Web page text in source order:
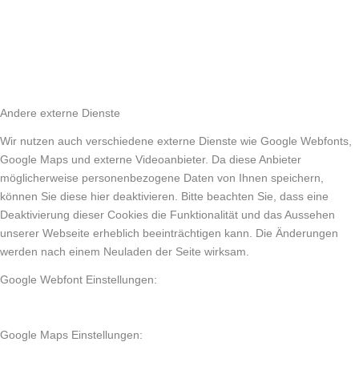
Andere externe Dienste
Wir nutzen auch verschiedene externe Dienste wie Google Webfonts,
Google Maps und externe Videoanbieter. Da diese Anbieter
möglicherweise personenbezogene Daten von Ihnen speichern,
können Sie diese hier deaktivieren. Bitte beachten Sie, dass eine
Deaktivierung dieser Cookies die Funktionalität und das Aussehen
unserer Webseite erheblich beeinträchtigen kann. Die Änderungen
werden nach einem Neuladen der Seite wirksam.
Google Webfont Einstellungen:
Google Maps Einstellungen: